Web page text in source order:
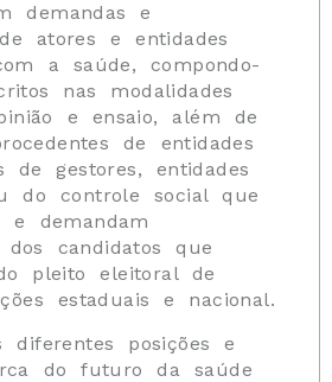
demandas e
atores e entidades
a saúde, compondo-
nas modalidades
e ensaio, além de
de entidades
de gestores, entidades
do controle social que
e demandam
dos candidatos que
pleito eleitoral de
estaduais e nacional.
diferentes posições e
do futuro da saúde